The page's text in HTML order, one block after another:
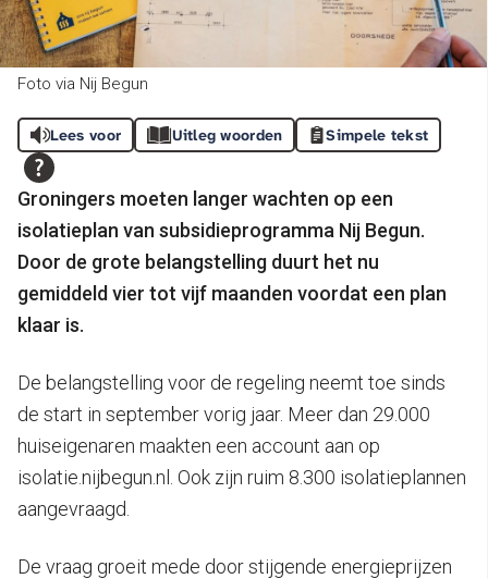
Foto via Nij Begun
Lees voor Uitleg woorden Simpele tekst
Groningers moeten langer wachten op een
isolatieplan van subsidieprogramma Nij Begun.
Door de grote belangstelling duurt het nu
gemiddeld vier tot vijf maanden voordat een plan
klaar is.
De belangstelling voor de regeling neemt toe sinds
de start in september vorig jaar. Meer dan 29.000
huiseigenaren maakten een account aan op
isolatie.nijbegun.nl. Ook zijn ruim 8.300 isolatieplannen
aangevraagd.
De vraag groeit mede door stijgende energieprijzen